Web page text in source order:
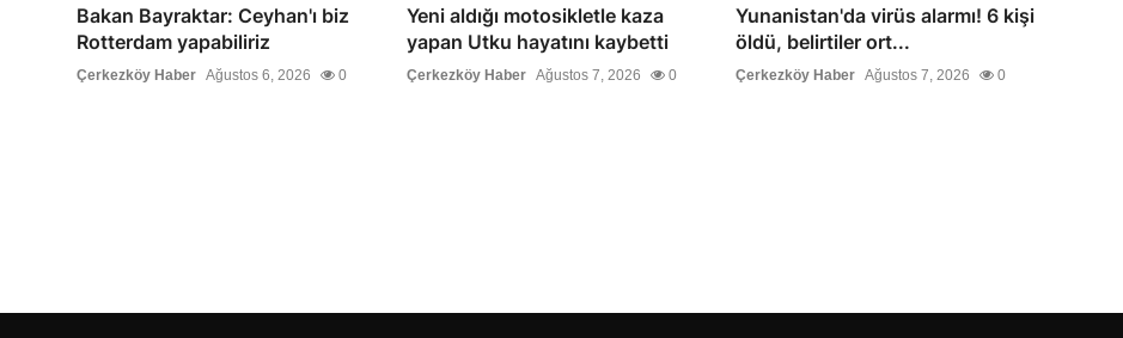
Bakan Bayraktar: Ceyhan'ı biz
Rotterdam yapabiliriz
Çerkezköy Haber Ağustos 6, 2026 0
Yeni aldığı motosikletle kaza
yapan Utku hayatını kaybetti
Çerkezköy Haber Ağustos 7, 2026 0
Yunanistan'da virüs alarmı! 6 kişi
öldü, belirtiler ort...
Çerkezköy Haber Ağustos 7, 2026 0